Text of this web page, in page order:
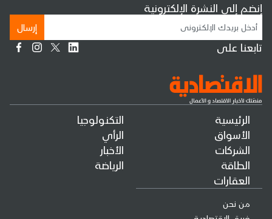
الرئيسية
الأسواق
الشركات
الطاقة
العقارات
التكنولوجيا
الرأي
الأخبار
الرياضة
من نحن
إنضم إلى النشرة الإلكترونية
إرسال
تابعنا على